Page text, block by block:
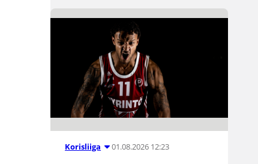
Korisliiga 01.08.2026 12:23